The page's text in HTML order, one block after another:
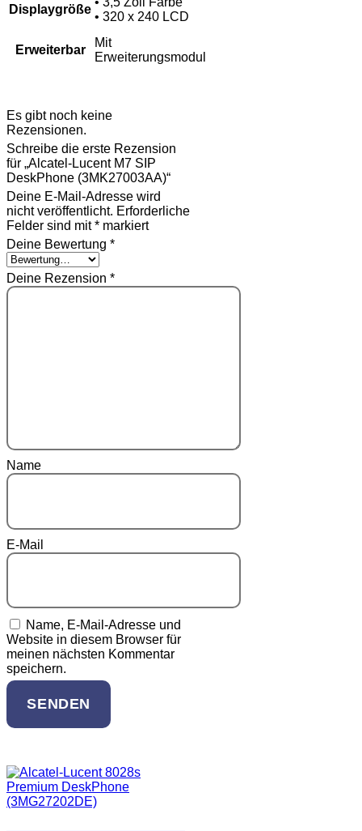
Displaygröße
• 320 x 240 LCD
Erweiterbar
Mit
Erweiterungsmodul
Es gibt noch keine
Rezensionen.
Schreibe die erste Rezension
für „Alcatel-Lucent M7 SIP
DeskPhone (3MK27003AA)“
Deine E-Mail-Adresse wird
nicht veröffentlicht. Erforderliche
Felder sind mit* markiert
Deine Bewertung *
Deine Rezension *
Name
E-Mail
Name, E-Mail-Adresse und
Website in diesem Browser für
meinen nächsten Kommentar
speichern.
SENDEN